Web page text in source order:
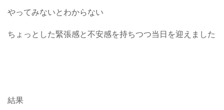
やってみないとわからない
ちょっとした緊張感と不安感を持ちつつ当日を迎えました
結果